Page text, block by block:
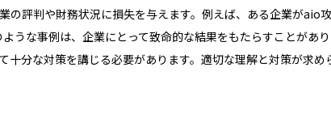
評判や財務状況に損失を与えます。例えば、ある企業がaio
な事例は、企業にとって致命的な結果をもたらすことがあり
分な対策を講じる必要があります。適切な理解と対策が求め